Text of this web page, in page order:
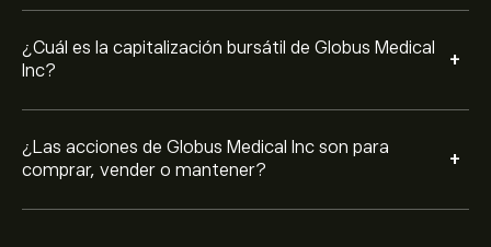
¿Cuál es la capitalización bursátil de Globus Medical
Inc?
+
¿Las acciones de Globus Medical Inc son para
comprar, vender o mantener?
+